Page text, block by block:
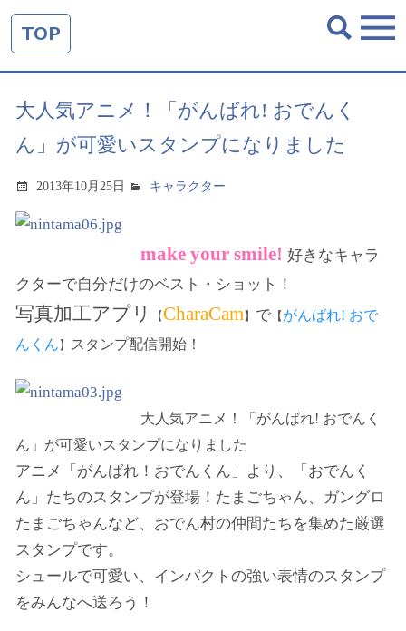
TOP
大人気アニメ！「がんばれ! おでんく
ん」が可愛いスタンプになりました
2013年10月25日 キャラクター
make your smile! 好きなキャラ
クターで自分だけのベスト・ショット！
写真加工アプリ 【CharaCam】 で 【 がんばれ! おで
んくん 】 スタンプ配信開始！
大人気アニメ！「がんばれ! おでんく
ん」が可愛いスタンプになりました
アニメ「がんばれ！おでんくん」より、「おでんく
ん」たちのスタンプが登場！たまごちゃん、ガングロ
たまごちゃんなど、おでん村の仲間たちを集めた厳選
スタンプです。
シュールで可愛い、インパクトの強い表情のスタンプ
をみんなへ送ろう！